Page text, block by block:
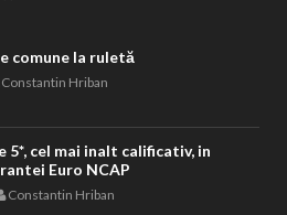
comune la ruletă
Constantin Hriban
5*, cel mai inalt calificativ, in
Euro NCAP
Constantin Hriban